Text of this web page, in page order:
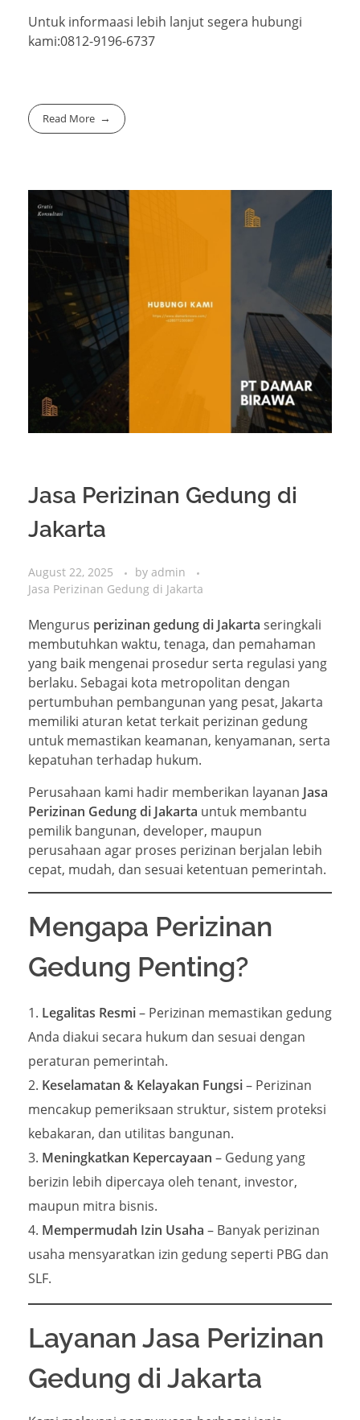
Untuk informaasi lebih lanjut segera hubungi
kami:0812-9196-6737
Read More
Jasa Perizinan Gedung di
Jakarta
August 22, 2025 by admin
Jasa Perizinan Gedung di Jakarta
Mengurus perizinan gedung di Jakarta seringkali
membutuhkan waktu, tenaga, dan pemahaman
yang baik mengenai prosedur serta regulasi yang
berlaku. Sebagai kota metropolitan dengan
pertumbuhan pembangunan yang pesat, Jakarta
memiliki aturan ketat terkait perizinan gedung
untuk memastikan keamanan, kenyamanan, serta
kepatuhan terhadap hukum.
Perusahaan kami hadir memberikan layanan Jasa
Perizinan Gedung di Jakarta untuk membantu
pemilik bangunan, developer, maupun
perusahaan agar proses perizinan berjalan lebih
cepat, mudah, dan sesuai ketentuan pemerintah.
Mengapa Perizinan
Gedung Penting?
Legalitas Resmi– Perizinan memastikan gedung
Anda diakui secara hukum dan sesuai dengan
peraturan pemerintah.
Keselamatan & Kelayakan Fungsi– Perizinan
mencakup pemeriksaan struktur, sistem proteksi
kebakaran, dan utilitas bangunan.
Meningkatkan Kepercayaan – Gedung yang
berizin lebih dipercaya oleh tenant, investor,
maupun mitra bisnis.
Mempermudah Izin Usaha – Banyak perizinan
usaha mensyaratkan izin gedung seperti PBG dan
SLF.
Layanan Jasa Perizinan
Gedung di Jakarta